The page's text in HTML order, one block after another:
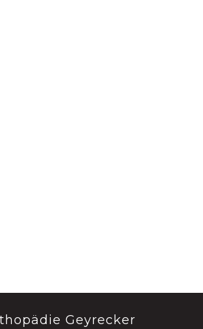
Geyrecker